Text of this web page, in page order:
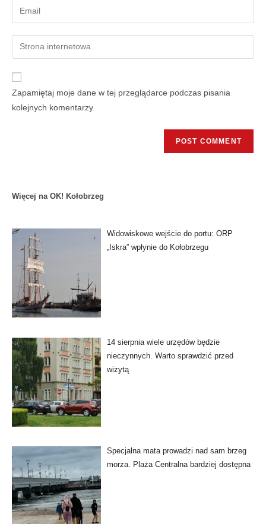
Zapamiętaj moje dane w tej przeglądarce podczas pisania
kolejnych komentarzy.
Więcej na OK! Kołobrzeg
Widowiskowe wejście do portu: ORP
„Iskra” wpłynie do Kołobrzegu
14 sierpnia wiele urzędów będzie
nieczynnych. Warto sprawdzić przed
wizytą
Specjalna mata prowadzi nad sam brzeg
morza. Plaża Centralna bardziej dostępna